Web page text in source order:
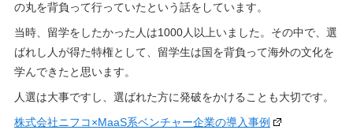
の丸を背負って行っていたという話をしています。
当時、留学をしたかった人は1000人以上いました。その中で、選
ばれし人が得た特権として、留学生は国を背負って海外の文化を
学んできたと思います。
人選は大事ですし、選ばれた方に発破をかけることも大切です。
株式会社ニフコ×MaaS系ベンチャー企業の導入事例